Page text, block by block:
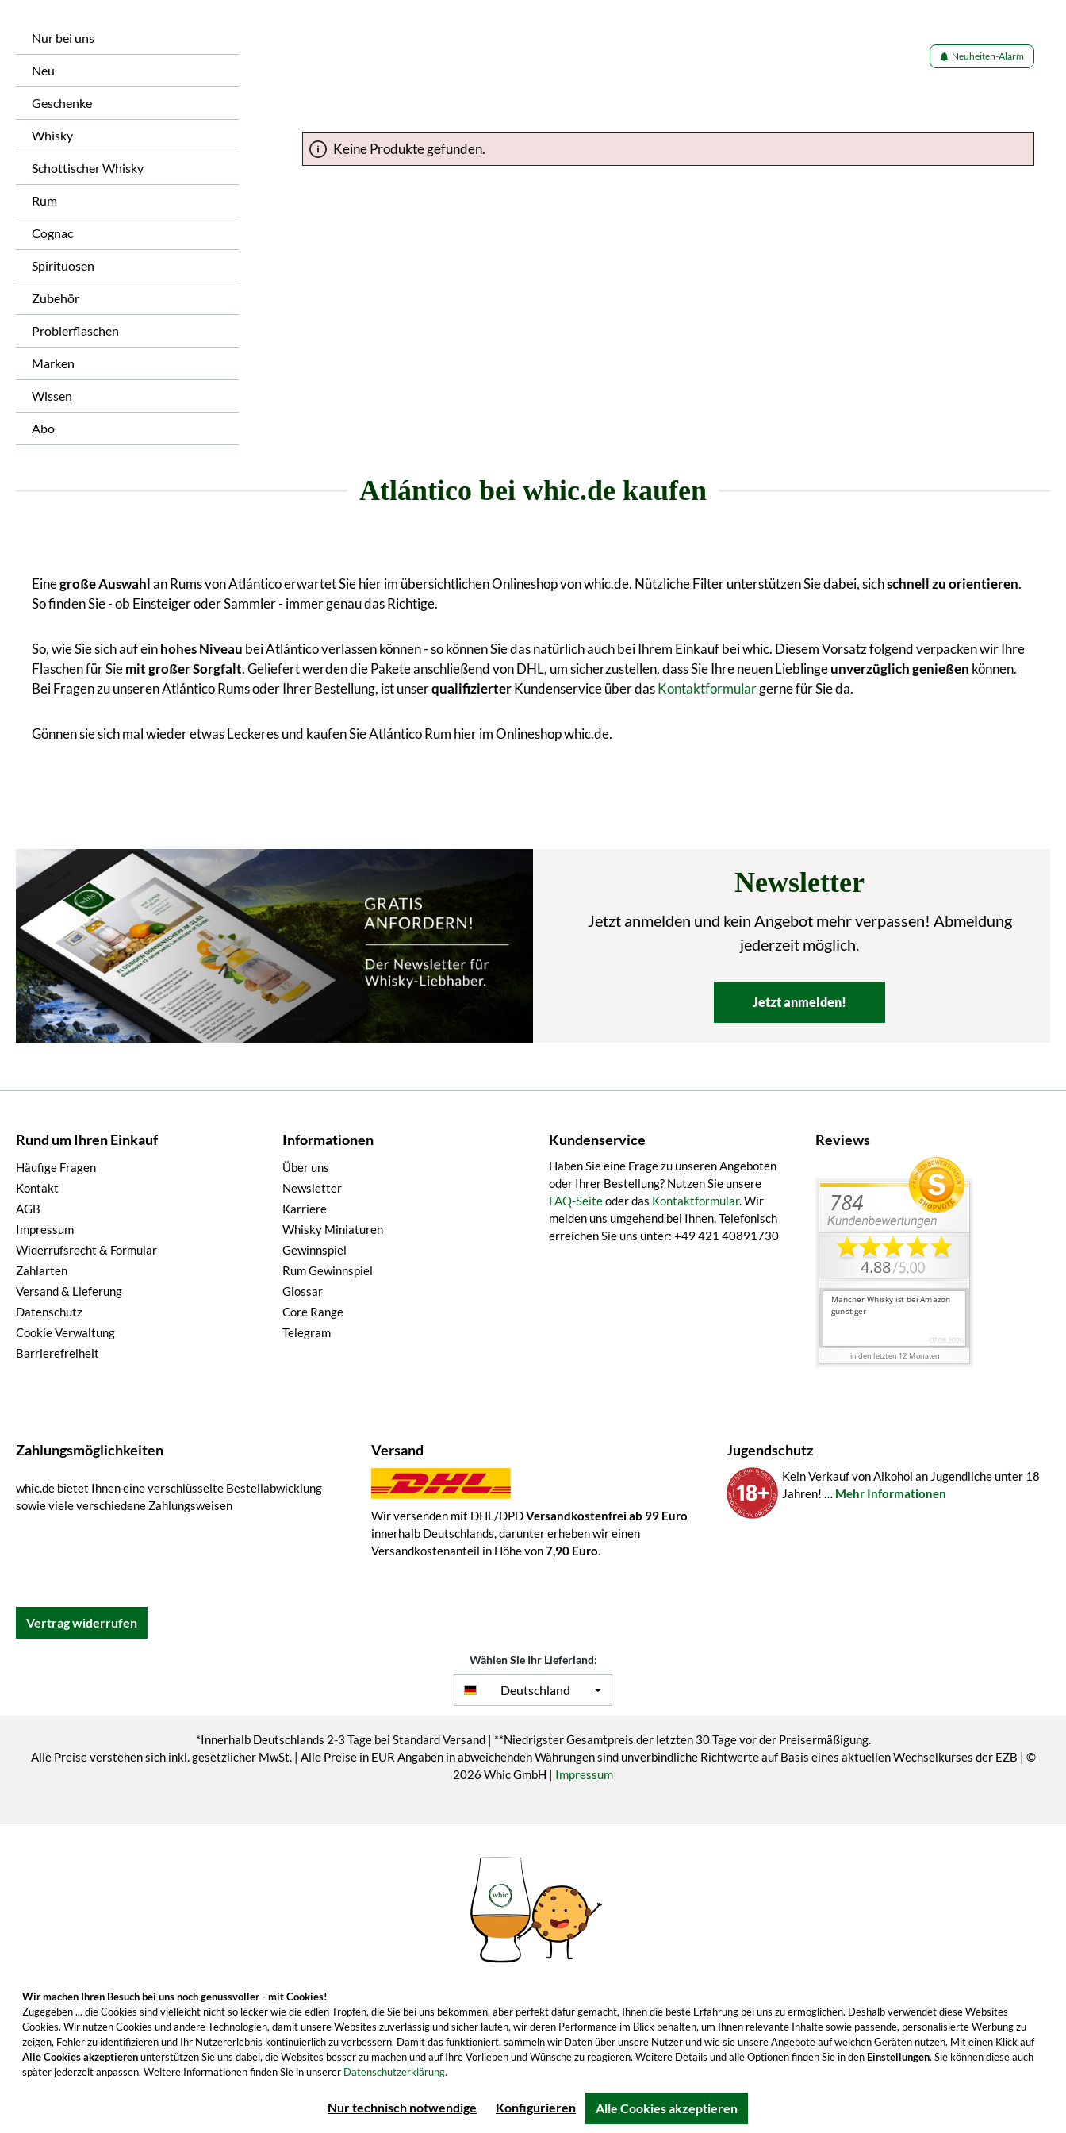
Nur bei uns
Neu
Geschenke
Whisky
Schottischer Whisky
Rum
Cognac
Spirituosen
Zubehör
Probierflaschen
Marken
Wissen
Abo
Neuheiten-Alarm
Keine Produkte gefunden.
Atlántico bei whic.de kaufen
Einegroße Auswahlan Rums von Atlántico erwartet Sie hier im übersichtlichen Onlineshop von whic.de. Nützliche Filter unterstützen Sie dabei, sichschnell zu orientieren.
So finden Sie - ob Einsteiger oder Sammler - immer genau das Richtige.
So, wie Sie sich auf einhohes Niveau bei Atlántico verlassen können - so können Sie das natürlich auch bei Ihrem Einkauf bei whic. Diesem Vorsatz folgend verpacken wir Ihre
Flaschen für Siemit großer Sorgfalt. Geliefert werden die Pakete anschließend von DHL, um sicherzustellen, dass Sie Ihre neuen Lieblingeunverzüglich genießen können.
Bei Fragen zu unseren Atlántico Rums oder Ihrer Bestellung, ist unserqualifizierterKundenservice über dasKontaktformulargerne für Sie da.
Gönnen sie sich mal wieder etwas Leckeres und kaufen Sie Atlántico Rum hier im Onlineshop whic.de.
Newsletter
Jetzt anmelden und kein Angebot mehr verpassen! Abmeldung
jederzeit möglich.
Jetzt anmelden!
Rund um Ihren Einkauf
Häufige Fragen
Kontakt
AGB
Impressum
Widerrufsrecht & Formular
Zahlarten
Versand & Lieferung
Datenschutz
Cookie Verwaltung
Barrierefreiheit
Informationen
Über uns
Newsletter
Karriere
Whisky Miniaturen
Gewinnspiel
Rum Gewinnspiel
Glossar
Core Range
Telegram
Kundenservice
Haben Sie eine Frage zu unseren Angeboten
oder Ihrer Bestellung? Nutzen Sie unsere
FAQ-Seiteoder das Kontaktformular. Wir
melden uns umgehend bei Ihnen. Telefonisch
erreichen Sie uns unter: +49 421 40891730
Reviews
Zahlungsmöglichkeiten
whic.de bietet Ihnen eine verschlüsselte Bestellabwicklung
sowie viele verschiedene Zahlungsweisen
Versand
Wir versenden mit DHL/DPDVersandkostenfrei ab 99 Euro
innerhalb Deutschlands, darunter erheben wir einen
Versandkostenanteil in Höhe von7,90 Euro.
Jugendschutz
Kein Verkauf von Alkohol an Jugendliche unter 18
Jahren! … Mehr Informationen
Vertrag widerrufen
Wählen Sie Ihr Lieferland:
Deutschland
*Innerhalb Deutschlands 2-3 Tage bei Standard Versand | **Niedrigster Gesamtpreis der letzten 30 Tage vor der Preisermäßigung.
Alle Preise verstehen sich inkl. gesetzlicher MwSt. | Alle Preise in EUR Angaben in abweichenden Währungen sind unverbindliche Richtwerte auf Basis eines aktuellen Wechselkurses der EZB | ©
2026 Whic GmbH | Impressum
Wir machen Ihren Besuch bei uns noch genussvoller - mit Cookies!
Zugegeben ... die Cookies sind vielleicht nicht so lecker wie die edlen Tropfen, die Sie bei uns bekommen, aber perfekt dafür gemacht, Ihnen die beste Erfahrung bei uns zu ermöglichen. Deshalb verwendet diese Websites
Cookies. Wir nutzen Cookies und andere Technologien, damit unsere Websites zuverlässig und sicher laufen, wir deren Performance im Blick behalten, um Ihnen relevante Inhalte sowie passende, personalisierte Werbung zu
zeigen, Fehler zu identifizieren und Ihr Nutzererlebnis kontinuierlich zu verbessern. Damit das funktioniert, sammeln wir Daten über unsere Nutzer und wie sie unsere Angebote auf welchen Geräten nutzen. Mit einen Klick auf
Alle Cookies akzeptierenunterstützen Sie uns dabei, die Websites besser zu machen und auf Ihre Vorlieben und Wünsche zu reagieren. Weitere Details und alle Optionen finden Sie in den Einstellungen. Sie können diese auch
später jederzeit anpassen. Weitere Informationen finden Sie in unserer Datenschutzerklärung.
Nur technisch notwendige Konfigurieren Alle Cookies akzeptieren